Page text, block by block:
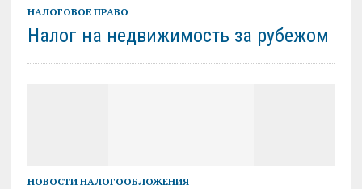
НАЛОГОВОЕ ПРАВО
Налог на недвижимость за рубежом
НОВОСТИ НАЛОГООБЛОЖЕНИЯ